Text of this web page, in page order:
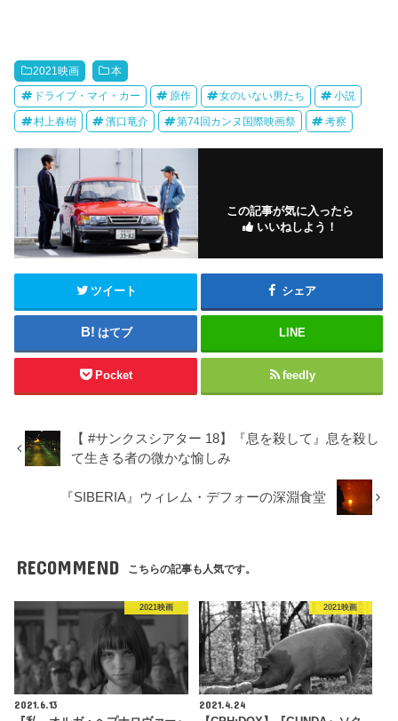
2021映画 本
ドライブ・マイ・カー 原作 女のいない男たち 小説
村上春樹 濱口竜介 第74回カンヌ国際映画祭 考察
この記事が気に入ったら
いいねしよう！
ツイート シェア
はてブ LINE
Pocket feedly
【 #サンクスシアター 18】『息を殺して』息を殺し
て生きる者の微かな愉しみ
『SIBERIA』ウィレム・デフォーの深淵食堂
RECOMMEND こちらの記事も人気です。
2021映画
2021.6.13
2021映画
2021.4.24